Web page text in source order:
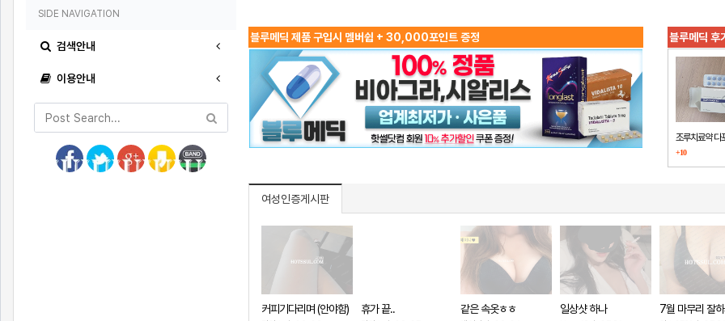
블루메딕 제품 구입시 멤버쉽 + 30,000포인트 증정 블루메딕
조루치료약 다
했습니다
+10
여성인증게시판
커피기다리며 (안야함) 휴가 끝.. 같은 속옷ㅎㅎ 일상샷 하나
7월 마무리 잘
SIDE NAVIGATION
검색안내
이용안내